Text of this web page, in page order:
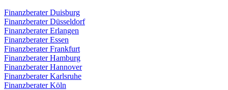
Finanzberater Duisburg
Finanzberater Düsseldorf
Finanzberater Erlangen
Finanzberater Essen
Finanzberater Frankfurt
Finanzberater Hamburg
Finanzberater Hannover
Finanzberater Karlsruhe
Finanzberater Köln